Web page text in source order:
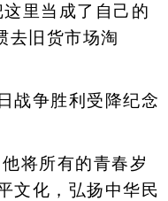
里当成了自己的
去旧货市场淘
战争胜利受降纪念
将所有的青春岁
文化，弘扬中华民